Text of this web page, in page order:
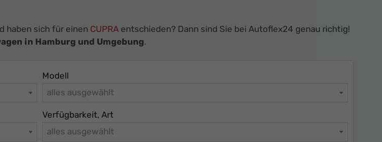
haben sich für einen CUPRA entschieden? Dann sind Sie bei Autoflex24 genau richtig!
in Hamburg und Umgebung.
Modell
alles ausgewählt
Verfügbarkeit, Art
alles ausgewählt